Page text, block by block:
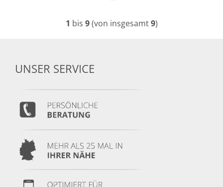
1 bis 9(von insgesamt9)
UNSER SERVICE